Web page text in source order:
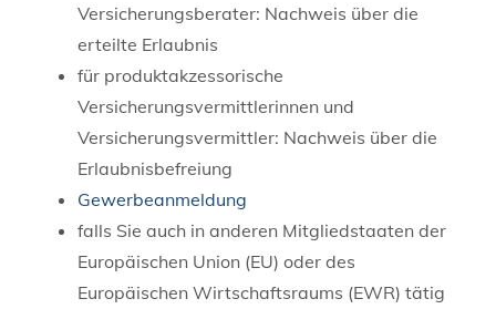
Versicherungsberater: Nachweis über die
erteilte Erlaubnis
für produktakzessorische
Versicherungsvermittlerinnen und
Versicherungsvermittler: Nachweis über die
Erlaubnisbefreiung
Gewerbeanmeldung
falls Sie auch in anderen Mitgliedstaaten der
Europäischen Union (EU) oder des
Europäischen Wirtschaftsraums (EWR) tätig